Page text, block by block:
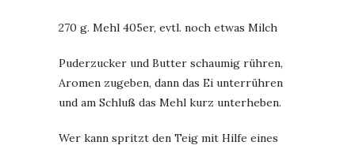
270 g. Mehl 405er, evtl. noch etwas Milch
Puderzucker und Butter schaumig rühren,
Aromen zugeben, dann das Ei unterrühren
und am Schluß das Mehl kurz unterheben.
Wer kann spritzt den Teig mit Hilfe eines